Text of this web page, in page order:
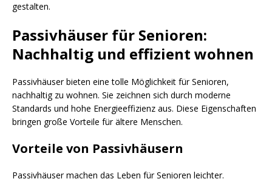
gestalten.
Passivhäuser für Senioren:
Nachhaltig und effizient wohnen
Passivhäuser bieten eine tolle Möglichkeit für Senioren,
nachhaltig zu wohnen. Sie zeichnen sich durch moderne
Standards und hohe Energieeffizienz aus. Diese Eigenschaften
bringen große Vorteile für ältere Menschen.
Vorteile von Passivhäusern
Passivhäuser machen das Leben für Senioren leichter.